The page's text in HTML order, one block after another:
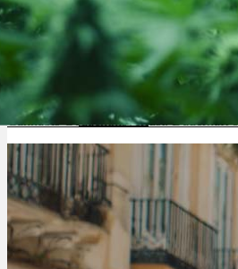
Terpene (Aromen)
Krankheiten
Studien
Zen
Cannabis Gedächtnisverlust: Dauerhaft